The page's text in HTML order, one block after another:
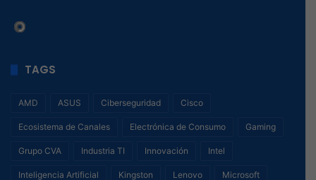
TAGS
AMD ASUS Ciberseguridad Cisco
Ecosistema de Canales Electrónica de Consumo Gaming
Grupo CVA Industria TI Innovación Intel
Inteligencia Artificial Kingston Lenovo Microsoft